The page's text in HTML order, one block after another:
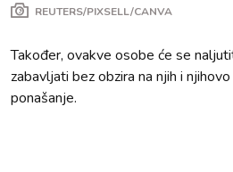
REUTERS/PIXSELL/CANVA
Također, ovakve osobe će se
zabavljati bez obzira na njih i
ponašanje.